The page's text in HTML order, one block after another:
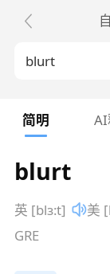
简明 AI
blurt
英 [blɜ:t] 美
GRE